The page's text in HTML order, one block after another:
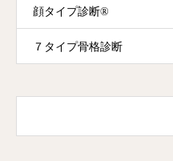
顔タイプ診断®︎
７タイプ骨格診断